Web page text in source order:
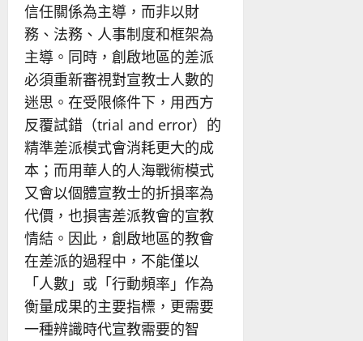
信任關係為主導，而非以財
務、法務、人事制度和框架為
主導。同時，創啟地區的差派
必須重新審視對宣教士人數的
迷思。在受限條件下，用西方
反覆試錯（trial and error）的
精準差派模式會消耗更大的成
本；而用華人的人海戰術模式
又會以個體宣教士的折損率為
代價，也損害差派教會的宣教
情結。因此，創啟地區的教會
在差派的過程中，不能僅以
「人數」或「行動頻率」作為
衡量成果的主要指標，更需要
一種辨識時代宣教需要的智